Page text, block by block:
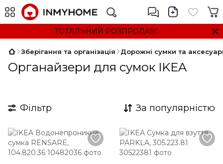
ТОТАЛЬНИЙ РОЗПРОДАЖ
Зберігання та організація Дорожні сумки та
Органайзери для сумок IKEA
Фільтр За популярністю